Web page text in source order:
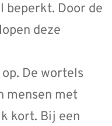
beperkt. Door de
deze
De wortels
mensen met
kort. Bij een